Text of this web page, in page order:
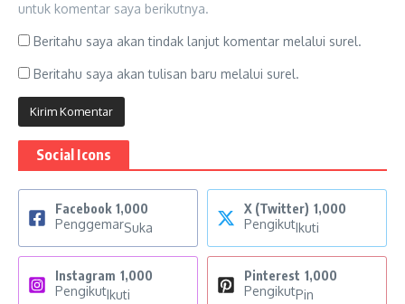
untuk komentar saya berikutnya.
Beritahu saya akan tindak lanjut komentar melalui surel.
Beritahu saya akan tulisan baru melalui surel.
Social Icons
Facebook 1,000
PenggemarSuka
X (Twitter) 1,000
PengikutIkuti
Instagram 1,000
PengikutIkuti
Pinterest 1,000
PengikutPin